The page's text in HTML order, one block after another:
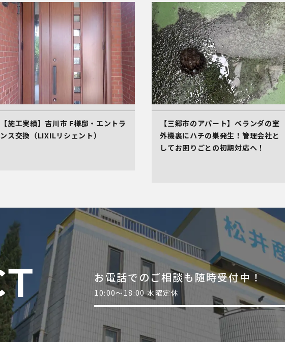
【施工実績】吉川市 F様邸・エントラ
ンス交換（LIXILリシェント）
【三郷市のアパート】ベランダの室
外機裏にハチの巣発生！管理会社と
してお困りごとの初期対応へ！
お電話でのご相談も随時受付中！
10:00～18:00 水曜定休